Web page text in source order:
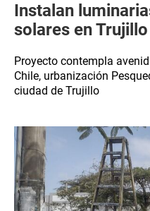
Instalan
solares en Trujillo
Proyecto contempla
Chile, urbanización
ciudad de Trujillo